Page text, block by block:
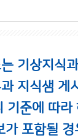
기상지식
지식샘 게
기준에 따
포함될